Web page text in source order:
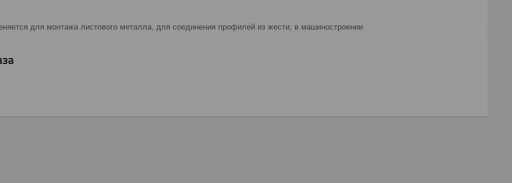
для монтажа листового металла, для соединения профилей из жести, в машиностроении